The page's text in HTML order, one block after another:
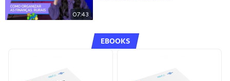
07:43
EBOOKS